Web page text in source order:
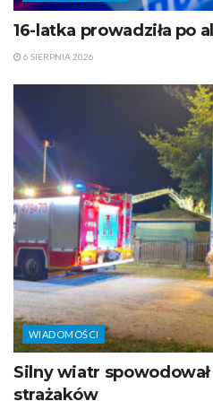
16-latka prowadziła po
6 SIERPNIA 2026
WIADOMOŚCI
Silny wiatr
strażaków